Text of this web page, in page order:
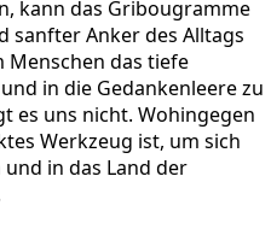
kann das Gribougramme
sanfter Anker des Alltags
Menschen das tiefe
in die Gedankenleere zu
es uns nicht. Wohingegen
Werkzeug ist, um sich
in das Land der